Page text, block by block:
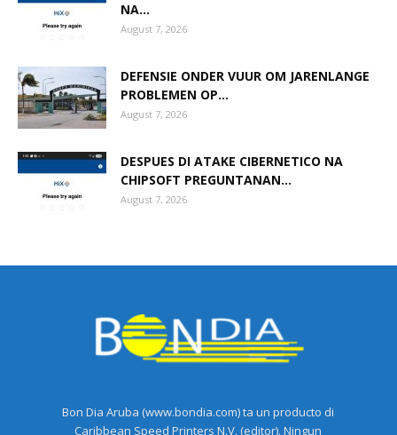
NA...
August 7, 2026
DEFENSIE ONDER VUUR OM JARENLANGE
PROBLEMEN OP...
August 7, 2026
DESPUES DI ATAKE CIBERNETICO NA
CHIPSOFT PREGUNTANAN...
August 7, 2026
Bon Dia Aruba (www.bondia.com) ta un producto di
Caribbean Speed Printers N.V. (editor). Ningun